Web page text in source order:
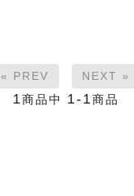
« PREV NEXT »
1商品中 1-1商品